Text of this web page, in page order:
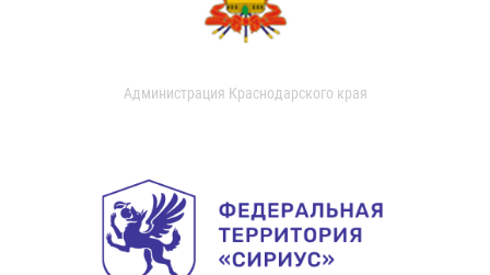
Администрация Краснодарского края